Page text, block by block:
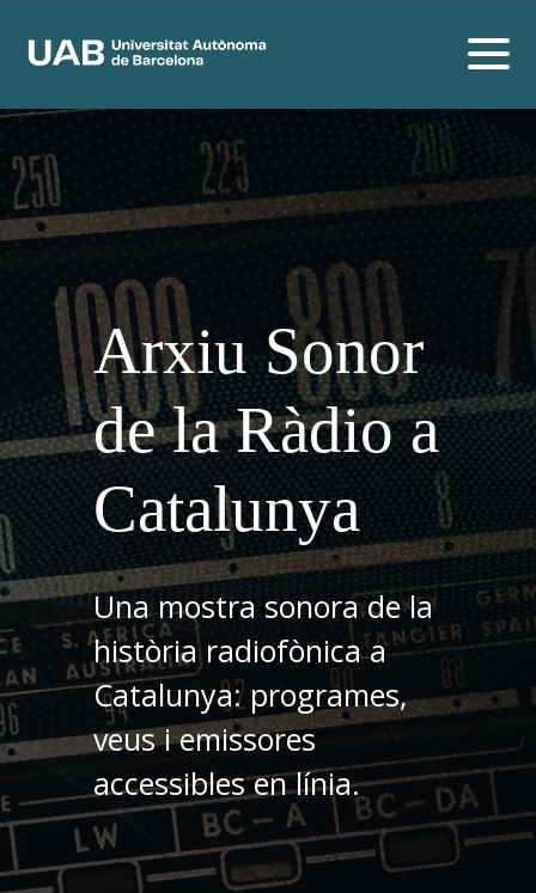
Arxiu Sonor
de la Ràdio a
Catalunya
Una mostra sonora de la
història radiofònica a
Catalunya: programes,
veus i emissores
accessibles en línia.